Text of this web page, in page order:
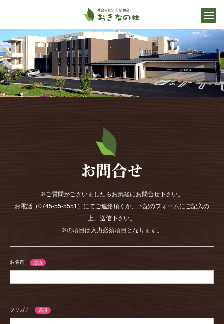
※ご質問がございましたらお気軽にお問合せ下さい。
お電話（0745-55-5551）にてご連絡頂くか、下記のフォームにご記入の
上、送信下さい。
※の項目は入力必須項目となります。
お名前
フリガナ